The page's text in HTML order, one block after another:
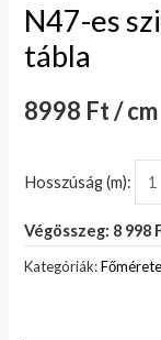
N47-es
tábla
8998 Ft / cm
Hosszúság (m):
Végösszeg: 8 998
Kategóriák: